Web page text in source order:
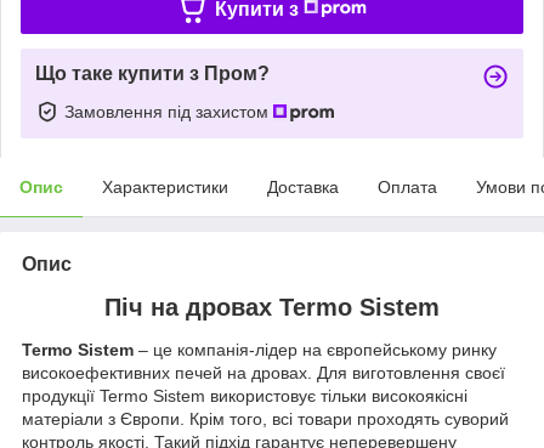
Купити з
Що таке купити з Пром?
Замовлення під захистом
Опис Характеристики Доставка Оплата Умови
Опис
Піч на дровах Termo Sistem
Termo Sistem – це компанія-лідер на європейському ринку
високоефективних печей на дровах. Для виготовлення своєї
продукції Termo Sistem використовує тільки високоякісні
матеріали з Європи. Крім того, всі товари проходять суворий
контроль якості. Такий підхід гарантує неперевершену